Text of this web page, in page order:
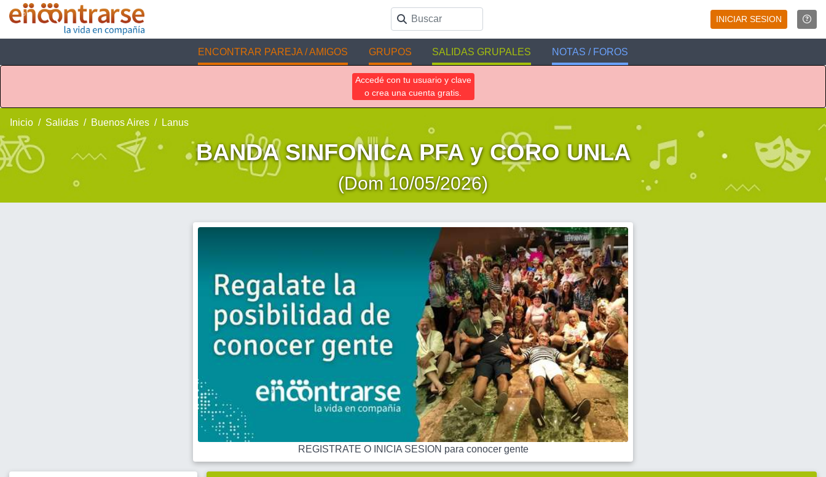
INICIAR SESION
ENCONTRAR PAREJA / AMIGOS GRUPOS SALIDAS GRUPALES NOTAS / FOROS
Accedé con tu usuario y clave
o crea una cuenta gratis.
Inicio Salidas Buenos Aires Lanus
BANDA SINFONICA PFA y CORO UNLA
(Dom 10/05/2026)
REGISTRATE O INICIA SESION para conocer gente